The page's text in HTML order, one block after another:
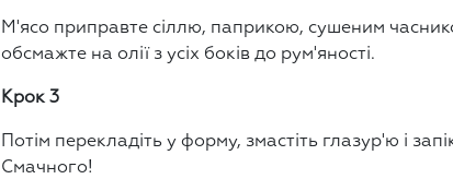
М'ясо приправте сіллю, паприкою, сушеним
обсмажте на олії з усіх боків до рум'яності.
Крок 3
Потім перекладіть у форму, змастіть глазур'ю і
Смачного!